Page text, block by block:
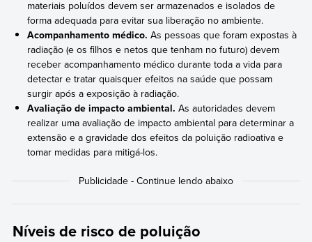
materiais poluídos devem ser armazenados e isolados de
forma adequada para evitar sua liberação no ambiente.
Acompanhamento médico. As pessoas que foram expostas à
radiação (e os filhos e netos que tenham no futuro) devem
receber acompanhamento médico durante toda a vida para
detectar e tratar quaisquer efeitos na saúde que possam
surgir após a exposição à radiação.
Avaliação de impacto ambiental. As autoridades devem
realizar uma avaliação de impacto ambiental para determinar a
extensão e a gravidade dos efeitos da poluição radioativa e
tomar medidas para mitigá-los.
Níveis de risco de poluição